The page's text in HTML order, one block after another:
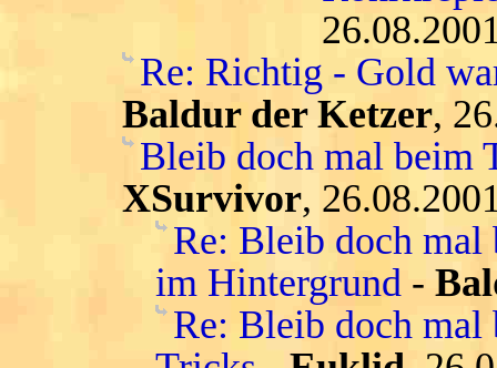
Re: Richtig - Gold
Baldur der Ketzer,
Bleib doch mal beim
XSurvivor,
Re: Bleib doch mal
im Hintergrund -
Re: Bleib doch mal